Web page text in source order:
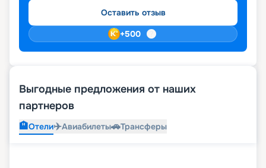
Оставить отзыв
+500
Выгодные предложения от наших
партнеров
🏨Отели✈️Авиабилеты🚗Трансферы